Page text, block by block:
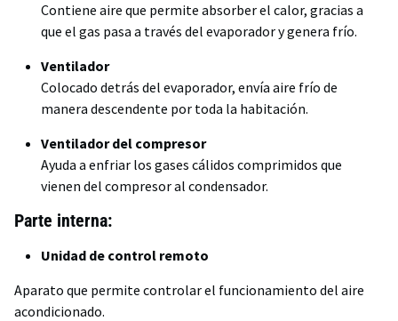
Contiene aire que permite absorber el calor, gracias a
que el gas pasa a través del evaporador y genera frío.
Ventilador
Colocado detrás del evaporador, envía aire frío de
manera descendente por toda la habitación.
Ventilador del compresor
Ayuda a enfriar los gases cálidos comprimidos que
vienen del compresor al condensador.
Parte interna:
Unidad de control remoto
Aparato que permite controlar el funcionamiento del aire
acondicionado.